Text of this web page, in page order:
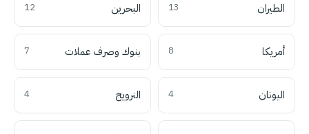
الطيران 13 البحرين 12
أمريكا 8 بنوك وصرف عملات 7
اليونان 4 النرويج 4